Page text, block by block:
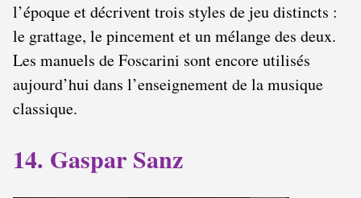
l’époque et décrivent trois styles de jeu distincts :
le grattage, le pincement et un mélange des deux.
Les manuels de Foscarini sont encore utilisés
aujourd’hui dans l’enseignement de la musique
classique.
14. Gaspar Sanz